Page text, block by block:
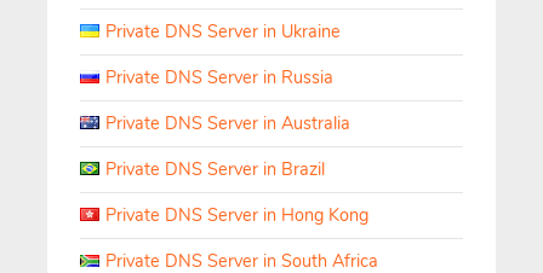
Private DNS Server in Ukraine
Private DNS Server in Russia
Private DNS Server in Australia
Private DNS Server in Brazil
Private DNS Server in Hong Kong
Private DNS Server in South Africa